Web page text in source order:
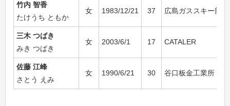
竹内 智香
たけうち ともか
女 1983/12/21 37 広島ガススキー部
三木 つばき
みき つばき
女 2003/6/1 17 CATALER
佐藤 江峰
さとう えみ
女 1990/6/21 30 谷口板金工業所